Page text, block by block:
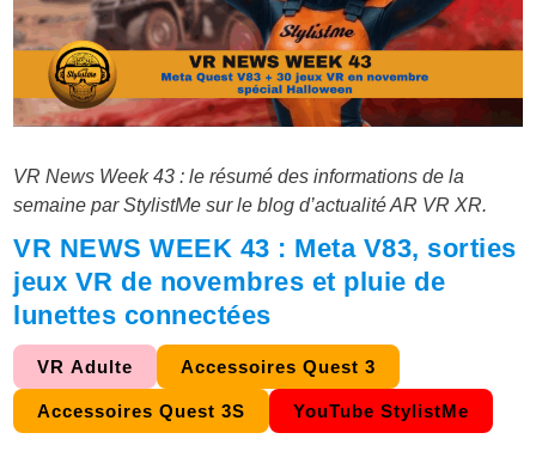
VR News Week 43 : le résumé des informations de la
semaine par StylistMe sur le blog d’actualité AR VR XR.
VR NEWS WEEK 43 : Meta V83, sorties
jeux VR de novembres et pluie de
lunettes connectées
VR Adulte Accessoires Quest 3
Accessoires Quest 3S YouTube StylistMe